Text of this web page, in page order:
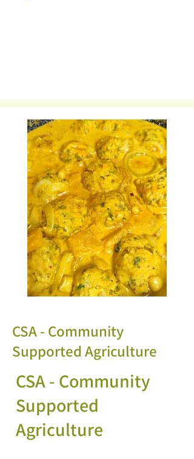
CSA - Community
Supported Agriculture
CSA - Community
Supported
Agriculture